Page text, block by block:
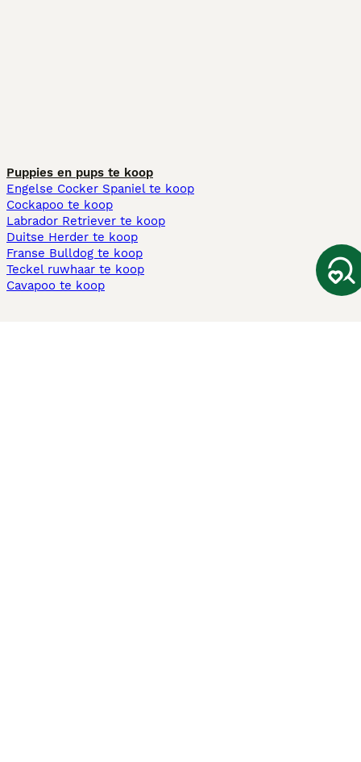
Puppies en pups te koop
Engelse Cocker Spaniel te koop
Cockapoo te koop
Labrador Retriever te koop
Duitse Herder te koop
Franse Bulldog te koop
Teckel ruwhaar te koop
Cavapoo te koop